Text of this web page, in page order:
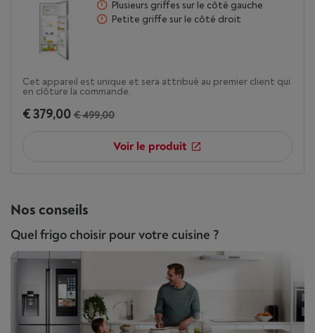
Plusieurs griffes sur le côté gauche
Petite griffe sur le côté droit
Cet appareil est unique et sera attribué au premier client qui
en clôture la commande.
€ 379,00 € 499,00
Voir le produit
Nos conseils
Quel frigo choisir pour votre cuisine ?